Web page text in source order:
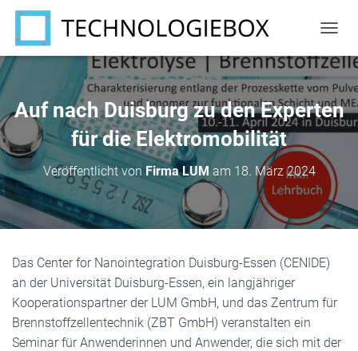
A
V
G
A
T
O
N
U
M
S
A
T
Auf nach Duisburg zu den Experten
für die Elektromobilität
Veröffentlicht von Firma LUM am 18. März 2024
Das Center for Nanointegration Duisburg-Essen (CENIDE)
an der Universität Duisburg-Essen, ein langjähriger
Kooperationspartner der LUM GmbH, und das Zentrum für
Brennstoffzellentechnik (ZBT GmbH) veranstalten ein
Seminar für Anwenderinnen und Anwender, die sich mit der